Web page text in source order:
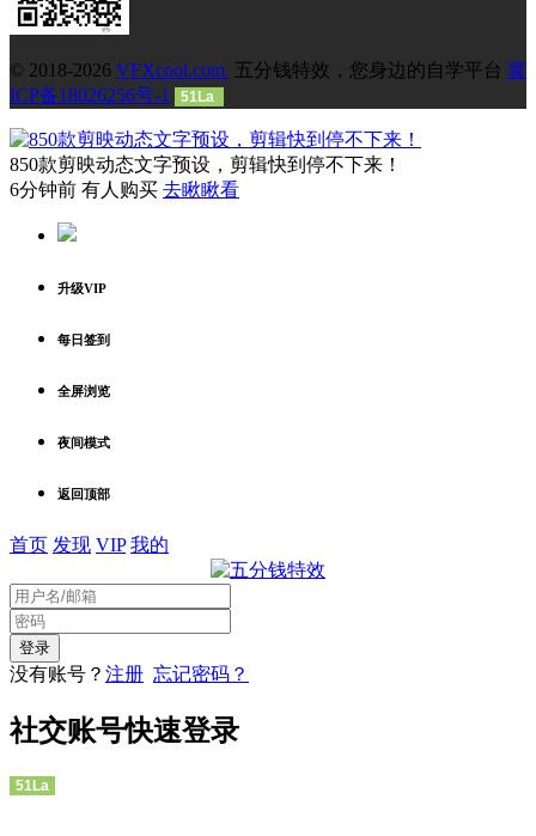
© 2018-2026 VFXcool.com 五分钱特效，您身边的自学平台 冀
ICP备18026256号-1
51La
850款剪映动态文字预设，剪辑快到停不下来！
6分钟前 有人购买 去瞅瞅看
升级VIP
每日签到
全屏浏览
夜间模式
返回顶部
首页 发现 VIP 我的
没有账号？ 注册 忘记密码？
社交账号快速登录
51La